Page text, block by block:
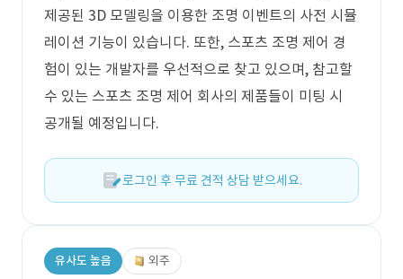
제공된 3D 모델링을 이용한 조명 이벤트의 사전 시뮬
레이션 기능이 있습니다. 또한, 스포츠 조명 제어 경
험이 있는 개발자를 우선적으로 찾고 있으며, 참고할
수 있는 스포츠 조명 제어 회사의 제품들이 미팅 시
공개될 예정입니다.
로그인 후 무료 견적 상담 받으세요.
유사도 높음 외주